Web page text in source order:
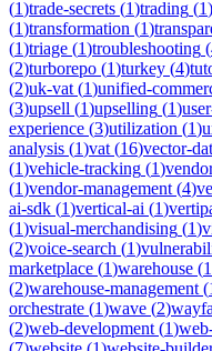
(1)trade-secrets (1)trading (1)
(1)transformation (1)
(1)triage (1)troubleshooting (
(2)turborepo (1)turkey (4)
(2)uk-vat (1)unified-
(3)upsell (1)upselling (1)
experience (3)utilization (1)
analysis (1)vat (16)vector-
(1)vehicle-tracking (1)
(1)vendor-management (4)
ai-sdk (1)vertical-ai (1)
(1)visual-merchandising (1)
(2)voice-search (1)
marketplace (1)warehouse (
(2)warehouse-management (
orchestrate (1)wave (2)
(2)web-development (1)